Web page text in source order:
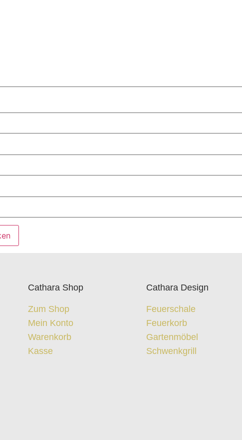
Cathara Shop
Zum Shop
Mein Konto
Warenkorb
Kasse
Cathara Design
Feuerschale
Feuerkorb
Gartenmöbel
Schwenkgrill